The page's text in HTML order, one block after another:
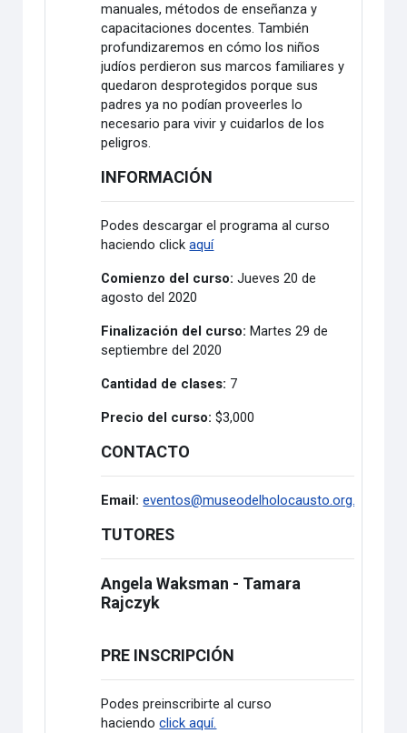
manuales, métodos de enseñanza y
capacitaciones docentes. También
profundizaremos en cómo los niños
judíos perdieron sus marcos familiares y
quedaron desprotegidos porque sus
padres ya no podían proveerles lo
necesario para vivir y cuidarlos de los
peligros.
INFORMACIÓN
Podes descargar el programa al curso
haciendo clickaquí
Comienzo del curso: Jueves 20 de
agosto del 2020
Finalización del curso: Martes 29 de
septiembre del 2020
Cantidad de clases: 7
Precio del curso: $3,000
CONTACTO
Email:eventos@museodelholocausto.org.ar
TUTORES
Angela Waksman - Tamara
Rajczyk
PRE INSCRIPCIÓN
Podes preinscribirte al curso
haciendoclick aquí.